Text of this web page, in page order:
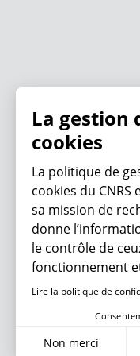
La gestion
cookies
La politique de
cookies du
sa mission de
donne
le contrôle de
fonctionnement
Lire la politique de
Non merci